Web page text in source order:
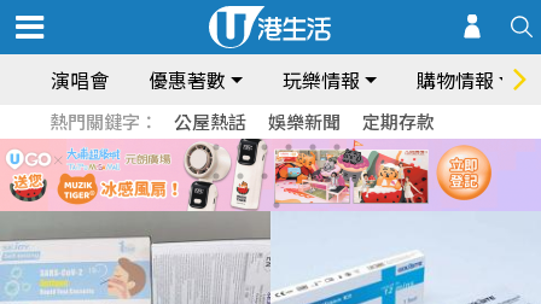
演唱會 優惠著數 玩樂情報 購物情報
熱門關鍵字： 公屋熱話 娛樂新聞 定期存款